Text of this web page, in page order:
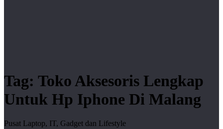
Tag: Toko Aksesoris Lengkap
Untuk Hp Iphone Di Malang
Pusat Laptop, IT, Gadget dan Lifestyle